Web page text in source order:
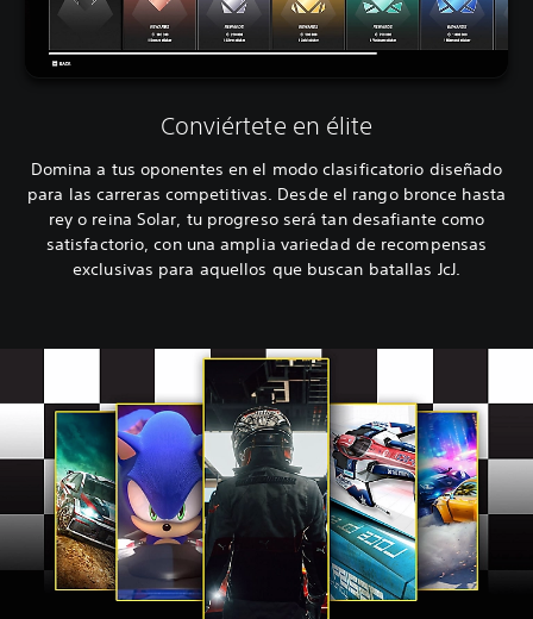
Conviértete en élite
Domina a tus oponentes en el modo clasificatorio diseñado
para las carreras competitivas. Desde el rango bronce hasta
rey o reina Solar, tu progreso será tan desafiante como
satisfactorio, con una amplia variedad de recompensas
exclusivas para aquellos que buscan batallas JcJ.